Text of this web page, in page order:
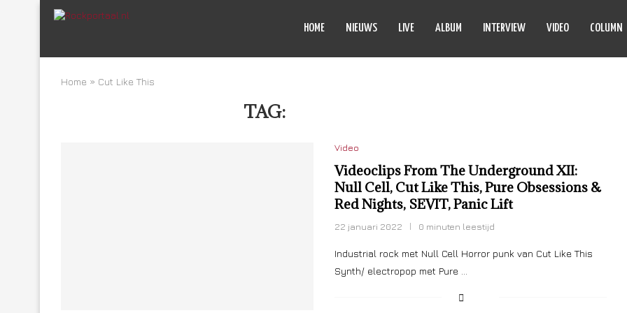
HOME NIEUWS LIVE ALBUM INTERVIEW VIDEO COLUMN
Home » Cut Like This
TAG:
Video
Videoclips From The Underground XII:
Null Cell, Cut Like This, Pure Obsessions &
Red Nights, SEVIT, Panic Lift
22 januari 2022 0 minuten leestijd
Industrial rock met Null Cell Horror punk van Cut Like This
Synth/ electropop met Pure …